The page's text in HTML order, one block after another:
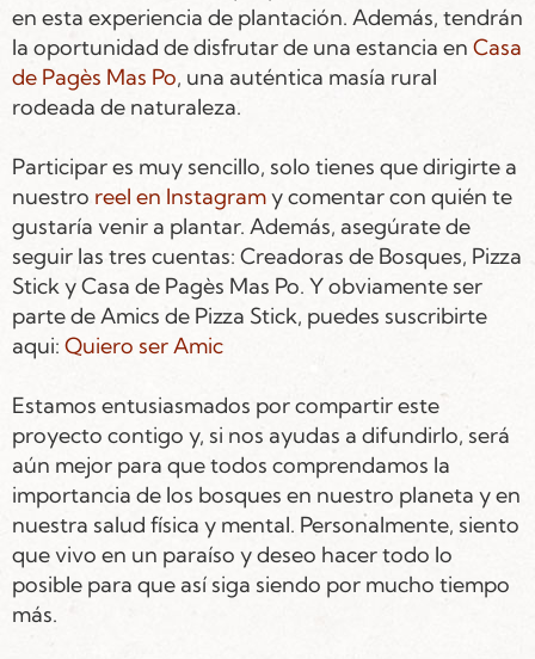
en esta experiencia de plantación. Además, tendrán
la oportunidad de disfrutar de una estancia en Casa
de Pagès Mas Po, una auténtica masía rural
rodeada de naturaleza.
Participar es muy sencillo, solo tienes que dirigirte a
nuestro reel en Instagramy comentar con quién te
gustaría venir a plantar. Además, asegúrate de
seguir las tres cuentas: Creadoras de Bosques, Pizza
Stick y Casa de Pagès Mas Po. Y obviamente ser
parte de Amics de Pizza Stick, puedes suscribirte
aqui: Quiero ser Amic
Estamos entusiasmados por compartir este
proyecto contigo y, si nos ayudas a difundirlo, será
aún mejor para que todos comprendamos la
importancia de los bosques en nuestro planeta y en
nuestra salud física y mental. Personalmente, siento
que vivo en un paraíso y deseo hacer todo lo
posible para que así siga siendo por mucho tiempo
más.